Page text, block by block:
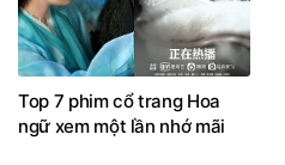
Top 7 phim cổ trang Hoa
ngữ xem một lần nhớ mãi